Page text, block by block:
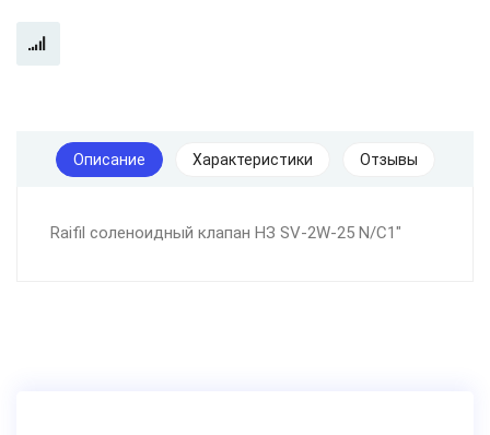
Описание Характеристики Отзывы
Raifil соленоидный клапан НЗ SV-2W-25 N/C1"